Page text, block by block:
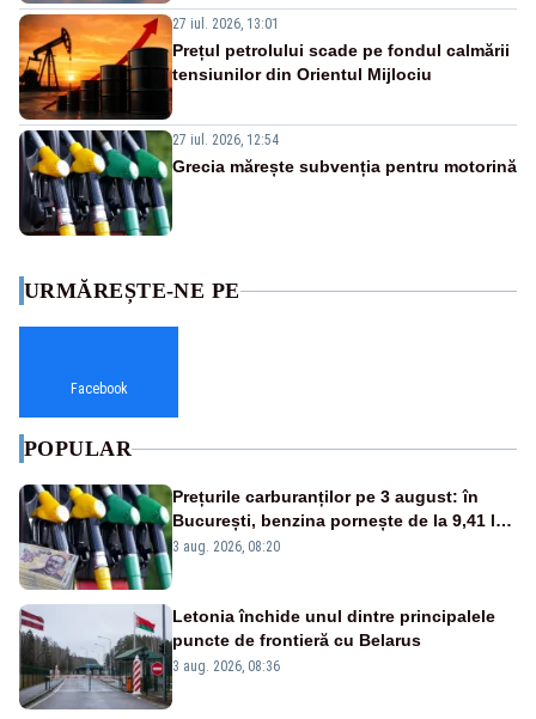
27 iul. 2026, 13:01
Prețul petrolului scade pe fondul calmării
tensiunilor din Orientul Mijlociu
27 iul. 2026, 12:54
Grecia mărește subvenția pentru motorină
URMĂREȘTE-NE PE
Facebook
POPULAR
Prețurile carburanților pe 3 august: în
București, benzina pornește de la 9,41 lei,
iar motorina de la 10,57 lei pe litru
3 aug. 2026, 08:20
Letonia închide unul dintre principalele
puncte de frontieră cu Belarus
3 aug. 2026, 08:36